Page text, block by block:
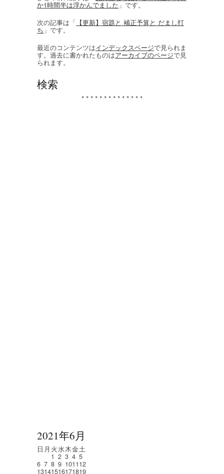
か1時間半は浮かんでました 」です。
次の記事は「 【更新】宿題と 補正予算と だまし打
ち 」です。
最近のコンテンツはインデックスページで見られま
す。過去に書かれたものはアーカイブのページで見
られます。
検索
* * * * * * * * * * * * * *
2021年6月
日 月 火水木金土
1 2 3 4 5
6 7 8 9 101112
13141516171819